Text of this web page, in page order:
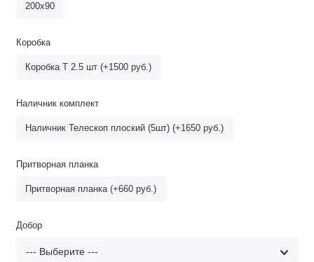
200х90
Коробка
Коробка Т 2.5 шт (+1500 руб.)
Наличник комплект
Наличник Телескоп плоский (5шт) (+1650 руб.)
Притворная планка
Притворная планка (+660 руб.)
Добор